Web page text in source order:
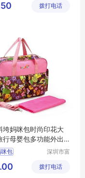
限公司
拨打电话
垮妈咪包时尚印花大
行母婴包多功能外出
收纳妈妈包
包
深圳市富
限公司
拨打电话